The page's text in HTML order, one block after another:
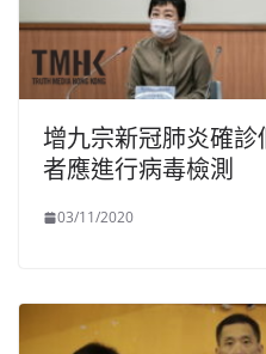
增九宗新冠肺炎確
者應進行病毒檢測
03/11/2020